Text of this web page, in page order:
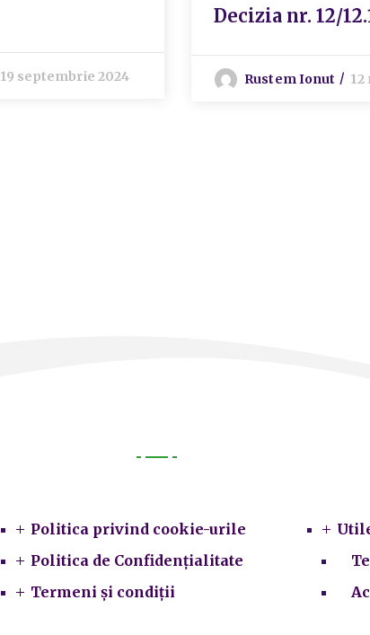
19 septembrie 2024
Decizia nr. 12/
Rustem Ionut 12
Politica privind cookie-urile
Politica de Confidențialitate
Termeni și condiții